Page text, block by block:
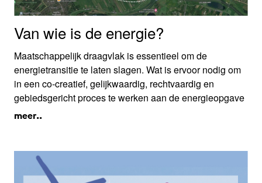
Van wie is de energie?
Maatschappelijk draagvlak is essentieel om de
energietransitie te laten slagen. Wat is ervoor nodig om
in een co-creatief, gelijkwaardig, rechtvaardig en
gebiedsgericht proces te werken aan de energieopgave
in de natuur en/of landbouwgrond?
meer..